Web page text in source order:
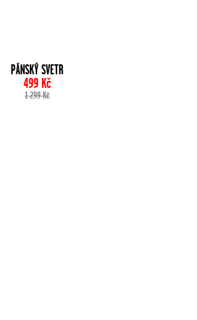
PÁNSKÝ SVETR
499Kč
1 299Kč